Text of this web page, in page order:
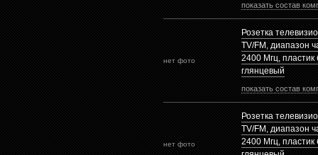
показать состав
нет фото
Розетка
TV/FM, диапазон
2400 Mгц,
глянцевый
показать состав
нет фото
Розетка
TV/FM, диапазон
2400 Mгц,